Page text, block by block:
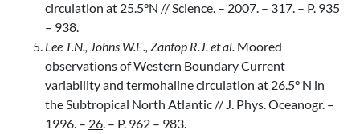
circulation at 25.5°N // Science. – 2007. – 317. – P. 935
– 938.
Lee T.N., Johns W.E., Zantop R.J. et al. Moored
observations of Western Boundary Current
variability and termohaline circulation at 26.5° N in
the Subtropical North Atlantic // J. Phys. Oceanogr. –
1996. – 26. – P. 962 – 983.